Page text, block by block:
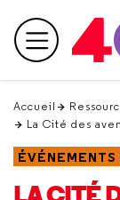
en
haut Menu
Accueil
La Cité des
ÉVÉNEMENTS